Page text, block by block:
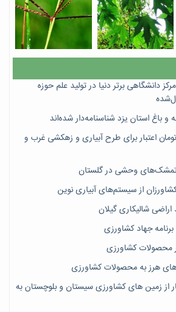
دانشگاه تهران در جمع ۳ مرکز دانشگاهی برتر دنیا در تولید علم حوزه
تومان اعتبار برای طرح آبیاری و زهکشی غرب و
تمشک‌های وحشی در گلستان
از سیستم‌های آبیاری نوین
جهاد کشاورزی
محصولات کشاورزی
۳۸ هزار هکتار از زمین های کشاورزی سیستان و بلوچستان به